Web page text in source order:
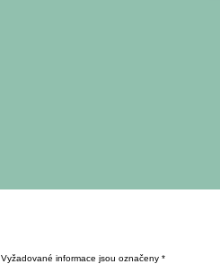
Vyžadované informace jsou označeny *